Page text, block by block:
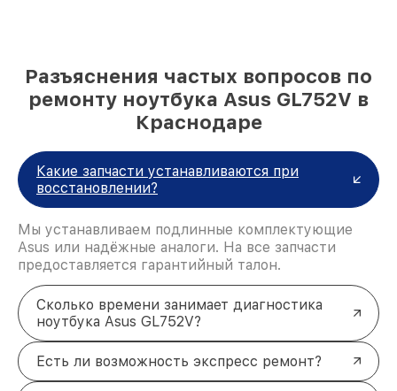
Разъяснения частых вопросов по
ремонту ноутбука Asus GL752V в
Краснодаре
Какие запчасти устанавливаются при
восстановлении?
Мы устанавливаем подлинные комплектующие
Asus или надёжные аналоги. На все запчасти
предоставляется гарантийный талон.
Сколько времени занимает диагностика
ноутбука Asus GL752V?
Есть ли возможность экспресс ремонт?